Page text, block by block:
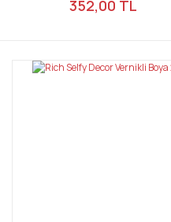
352,00 TL